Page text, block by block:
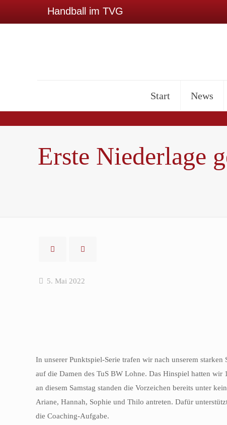
Handball im TVG
Start News
Erste Niederlage
5. Mai 2022
In unserer Punktspiel-Serie trafen wir nach unserem
auf die Damen des TuS BW Lohne. Das Hinspiel hatten
an diesem Samstag standen die Vorzeichen bereits unter
Ariane, Hannah, Sophie und Thilo antreten. Dafür
die Coaching-Aufgabe.